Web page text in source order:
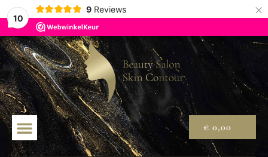
10
9 Reviews ×
€ 0,00